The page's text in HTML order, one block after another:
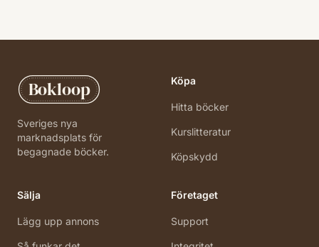
Bokloop
Sveriges nya
marknadsplats för
begagnade böcker.
Köpa
Hitta böcker
Kurslitteratur
Köpskydd
Sälja
Lägg upp annons
Företaget
Support